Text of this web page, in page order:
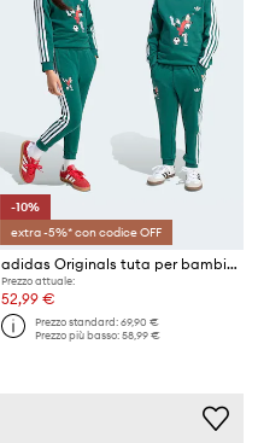
-10%
extra -5%* con codice OFF
adidas Originals tuta per bambini
Prezzo attuale:
52,99 €
Prezzo standard:69,90 €
Prezzo più basso:58,99 €